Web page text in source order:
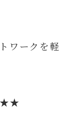
ワークを軽